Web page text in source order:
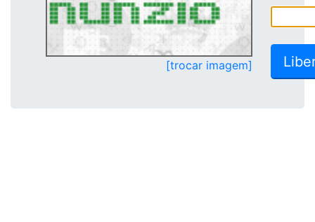
[trocar imagem]